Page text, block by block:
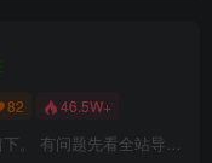
82 46.5W+
这个家伙很方，什么都没留下。 有问题先看全站导航页，解决不了再@我！